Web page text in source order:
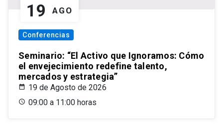
19 AGO
Conferencias
Seminario: “El Activo que Ignoramos: Cómo
el envejecimiento redefine talento,
mercados y estrategia”
19 de Agosto de 2026
09:00 a 11:00 horas